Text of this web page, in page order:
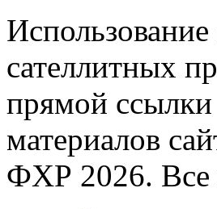
сателлитных
прямой ссылки
материалов
ФХР 2026. Все